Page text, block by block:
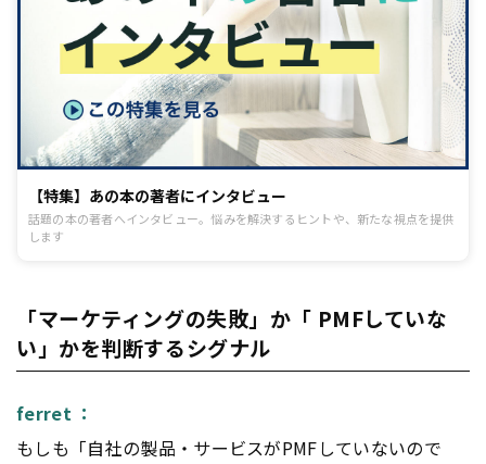
【特集】あの本の著者にインタビュー
話題の本の著者へインタビュー。悩みを解決するヒントや、新たな視点を提供
します
「マーケティングの失敗」か「 PMFしていな
い」かを判断するシグナル
ferret ：
もしも「自社の製品・サービスがPMFしていないので